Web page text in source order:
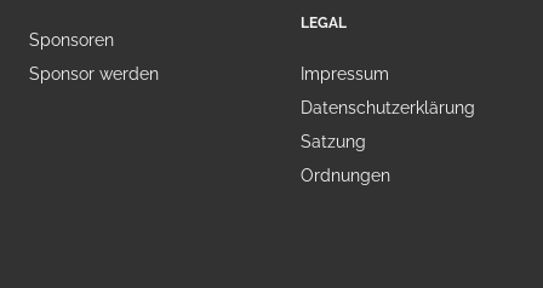
Sponsoren
Sponsor werden
LEGAL
Impressum
Datenschutzerklärung
Satzung
Ordnungen